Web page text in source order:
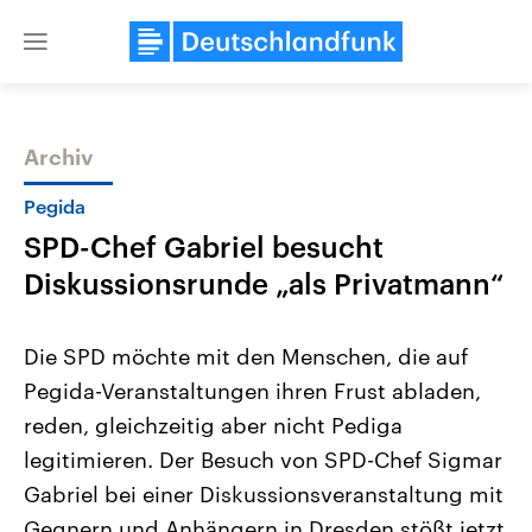
Close
Themen
Landtagswahl Sachsen-Anhalt
2026
Alle Informationen
Sachsen-Anhalt wählt am 6.
September 2026 einen neuen
Landtag. Seit 2021 wird das
Bundesland von einer Koalition aus
USA
Aktuelle Beiträge,
Hintergründe
Wirtschaftlich und
gehören die Vereinigten
den mächtigsten Ländern
mit großem Einfluss auf
Archiv
Pegida
SPD-Chef Gabriel besucht
Diskussionsrunde „als Privatmann“
Die SPD möchte mit den Menschen, die auf
Pegida-Veranstaltungen ihren Frust abladen,
reden, gleichzeitig aber nicht Pediga
legitimieren. Der Besuch von SPD-Chef Sigmar
Gabriel bei einer Diskussionsveranstaltung mit